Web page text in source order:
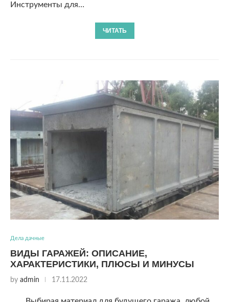
Инструменты для…
ЧИТАТЬ
Дела дачные
ВИДЫ ГАРАЖЕЙ: ОПИСАНИЕ,
ХАРАКТЕРИСТИКИ, ПЛЮСЫ И МИНУСЫ
by admin 17.11.2022